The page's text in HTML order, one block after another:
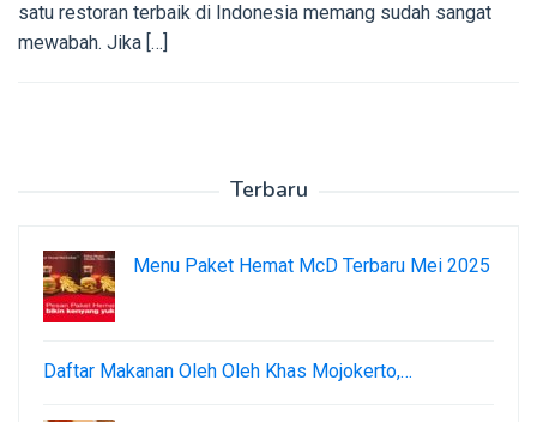
satu restoran terbaik di Indonesia memang sudah sangat
mewabah. Jika […]
Terbaru
Menu Paket Hemat McD Terbaru Mei 2025
Daftar Makanan Oleh Oleh Khas Mojokerto,…